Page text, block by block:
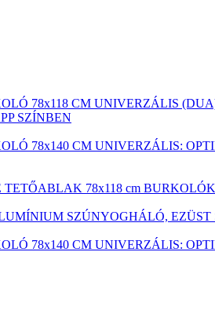
78x118 CM UNIVERZÁLIS
SZÍNBEN
78x140 CM UNIVERZÁLIS:
TETŐABLAK 78x118 cm
SZÚNYOGHÁLÓ,
78x140 CM UNIVERZÁLIS: